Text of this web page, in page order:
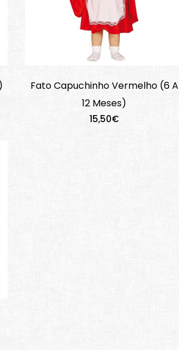
Fato Capuchinho Vermelho (6 A
12 Meses)
15,50€